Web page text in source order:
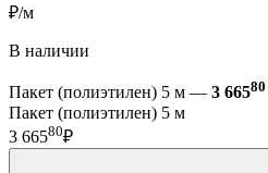
₽/м
В наличии
Пакет (полиэтилен) 5 м — 3 66580
Пакет (полиэтилен) 5 м
3 66580₽